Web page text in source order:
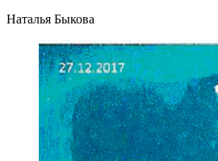
Наталья Быкова